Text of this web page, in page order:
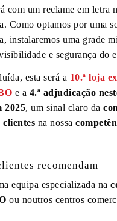
com um reclame em letra
Como optamos por uma
instalaremos uma grade
e segurança do
esta será a 10.ª loja
e a 4.ª adjudicação
2025, um sinal claro da
clientes na nossa
recomendam
equipa especializada na
ou noutros centros